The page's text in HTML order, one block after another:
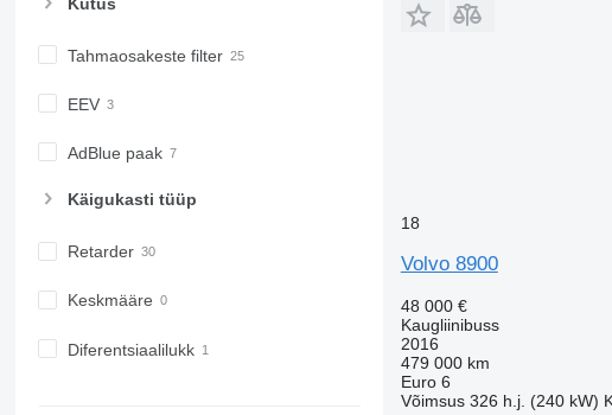
Tahmaosakeste filter
EEV
AdBlue paak
Käigukasti tüüp
Retarder
Keskmääre
Diferentsiaalilukk
18
Volvo 8900
48 000 €
Kaugliinibuss
2016
479 000 km
Euro 6
Võimsus 326 h.j. (240 kW)